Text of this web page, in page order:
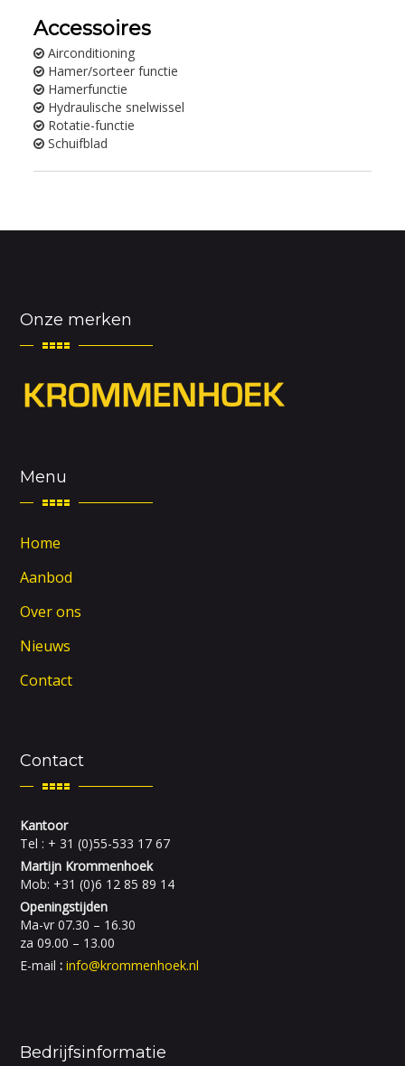
Accessoires
Airconditioning
Hamer/sorteer functie
Hamerfunctie
Hydraulische snelwissel
Rotatie-functie
Schuifblad
Onze merken
Menu
Home
Aanbod
Over ons
Nieuws
Contact
Contact
Kantoor
Tel : + 31 (0)55-533 17 67
Martijn Krommenhoek
Mob: +31 (0)6 12 85 89 14
Openingstijden
Ma-vr 07.30 – 16.30
za 09.00 – 13.00
E-mail :info@krommenhoek.nl
Bedrijfsinformatie